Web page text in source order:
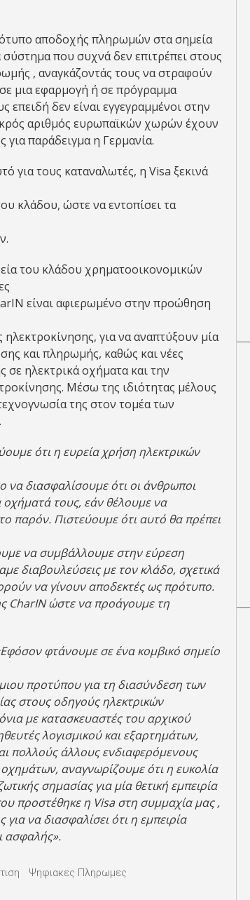
αποδοχής πληρωμών στα σημεία
που συχνά δεν επιτρέπει στους
, αναγκάζοντάς τους να στραφούν
μια εφαρμογή ή σε πρόγραμμα
δεν είναι εγγεγραμμένοι στην
αριθμός ευρωπαϊκών χωρών έχουν
παράδειγμα η Γερμανία.
για τους καταναλωτές, η Visa ξεκινά
κλάδου, ώστε να εντοπίσει τα
του κλάδου χρηματοοικονομικών
είναι αφιερωμένο στην προώθηση
για να αναπτύξουν μία
και πληρωμής, καθώς και νέες
σε ηλεκτρικά οχήματα και την
Μέσω της ιδιότητας μέλους
της στον τομέα των
ότι η ευρεία χρήση ηλεκτρικών
να διασφαλίσουμε ότι οι άνθρωποι
τους, εάν θέλουμε να
παρόν. Πιστεύουμε ότι αυτό θα πρέπει
να συμβάλλουμε στην εύρεση
διαβουλεύσεις με τον κλάδο, σχετικά
να γίνουν αποδεκτές ως πρότυπο.
CharIN ώστε να προάγουμε τη
φτάνουμε σε ένα κομβικό σημείο
προτύπου για τη διασύνδεση των
στους οδηγούς ηλεκτρικών
με κατασκευαστές του αρχικού
λογισμικού και εξαρτημάτων,
πολλούς άλλους ενδιαφερόμενους
αναγνωρίζουμε ότι η ευκολία
σημασίας για μία θετική εμπειρία
προστέθηκε η Visa στη συμμαχία μας ,
να διασφαλίσει ότι η εμπειρία
ασφαλής».
Ψηφιακες Πληρωμες